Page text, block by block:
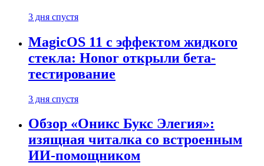
3 дня спустя
MagicOS 11 с эффектом жидкого
стекла: Honor открыли бета-
тестирование
3 дня спустя
Обзор «Оникс Букс Элегия»:
изящная читалка со встроенным
ИИ-помощником